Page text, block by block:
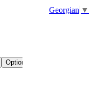
Georgian ▼